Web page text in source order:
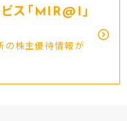
ス｢MIR@I｣
の株主優待情報が